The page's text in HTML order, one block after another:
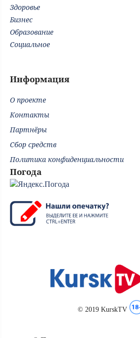
Здоровье
Бизнес
Образование
Социальное
Информация
О проекте
Контакты
Партнёры
Сбор средств
Политика конфиденциальности
Погода
© 2019 KurskTV